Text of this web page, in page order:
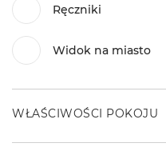
Ręczniki
Widok na miasto
WŁAŚCIWOŚCI POKOJU